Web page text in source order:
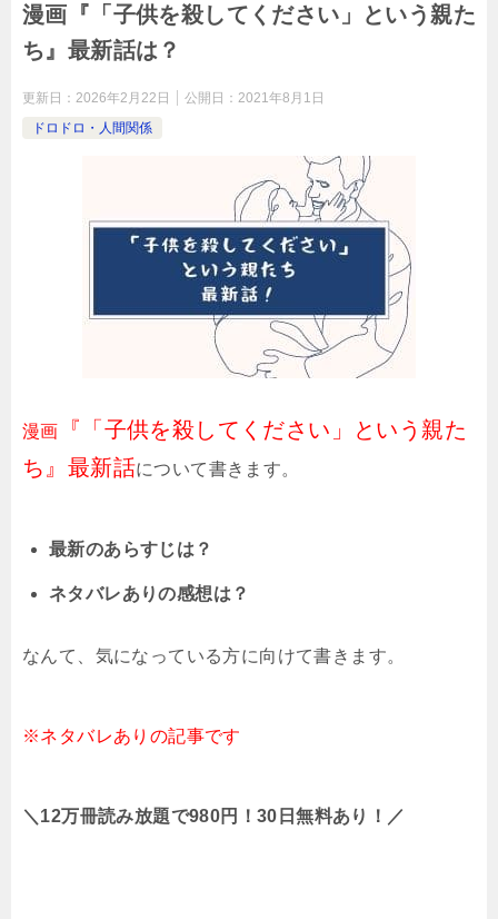
漫画『「子供を殺してください」という親た
ち』最新話は？
更新日： 2026年2月22日 公開日： 2021年8月1日
ドロドロ・人間関係
漫画
『「子供を殺してください」という親た
ち』最新話について書きます。
最新のあらすじは？
ネタバレありの感想は？
なんて、気になっている方に向けて書きます。
※ネタバレありの記事です
＼12万冊読み放題で980円！30日無料あり！／